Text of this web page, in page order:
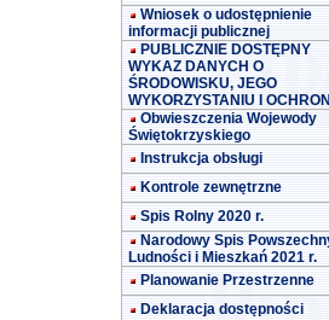
Wniosek o udostępnienie
informacji publicznej
PUBLICZNIE DOSTĘPNY
WYKAZ DANYCH O
ŚRODOWISKU, JEGO
WYKORZYSTANIU I
Obwieszczenia Wojewody
Świętokrzyskiego
Instrukcja obsługi
Kontrole zewnętrzne
Spis Rolny 2020 r.
Narodowy Spis
Ludności i Mieszkań 2021 r.
Planowanie Przestrzenne
Deklaracja dostępności